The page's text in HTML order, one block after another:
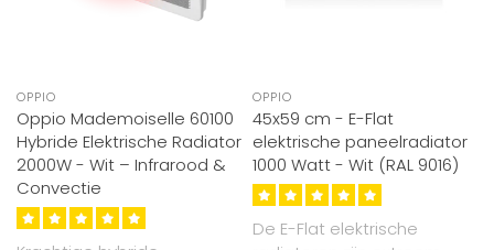
OPPIO
Oppio Mademoiselle 60100
Hybride Elektrische Radiator
2000W - Wit – Infrarood &
Convectie
OPPIO
45x59 cm - E-Flat
elektrische paneelradiator
1000 Watt - Wit (RAL 9016)
De E-Flat elektrische